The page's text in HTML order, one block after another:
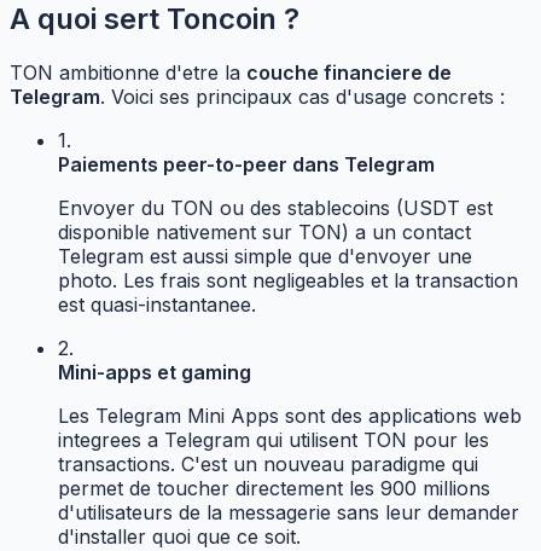
A quoi sert Toncoin ?
TON ambitionne d'etre la couche financiere de
Telegram. Voici ses principaux cas d'usage concrets :
1.
Paiements peer-to-peer dans Telegram
Envoyer du TON ou des stablecoins (USDT est
disponible nativement sur TON) a un contact
Telegram est aussi simple que d'envoyer une
photo. Les frais sont negligeables et la transaction
est quasi-instantanee.
2.
Mini-apps et gaming
Les Telegram Mini Apps sont des applications web
integrees a Telegram qui utilisent TON pour les
transactions. C'est un nouveau paradigme qui
permet de toucher directement les 900 millions
d'utilisateurs de la messagerie sans leur demander
d'installer quoi que ce soit.